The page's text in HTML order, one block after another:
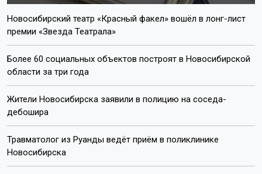
Новосибирский театр «Красный факел» вошёл в лонг-лист
премии «Звезда Театрала»
Более 60 социальных объектов построят в Новосибирской
области за три года
Жители Новосибирска заявили в полицию на соседа-
дебошира
Травматолог из Руанды ведёт приём в поликлинике
Новосибирска